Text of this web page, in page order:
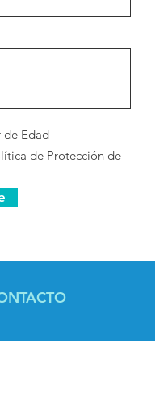
de Edad
de Protección de